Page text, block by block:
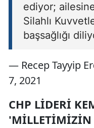
ediyor;
Silahlı
başsağlığı
— Recep Tayyip
7, 2021
CHP LIDERI
'MILLETIMIZIN